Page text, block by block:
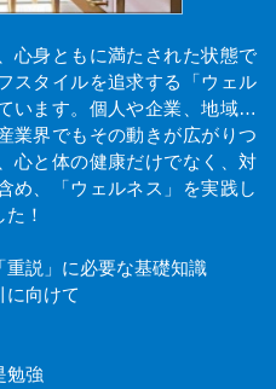
心身ともに満たされた状態で
スタイルを追求する「ウェル
います。個人や企業、地域…
業界でもその動きが広がりつ
心と体の健康だけでなく、対
め、「ウェルネス」を実践し
！
重説」に必要な基礎知識
に向けて
勉強